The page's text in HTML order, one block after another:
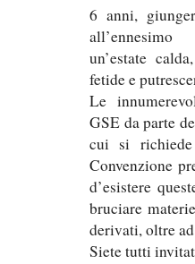
6 anni,
un’estate
fetide e
Le
GSE da parte
cui si
Convenzione
d’esistere
bruciare
derivati, oltre
Siete tutti